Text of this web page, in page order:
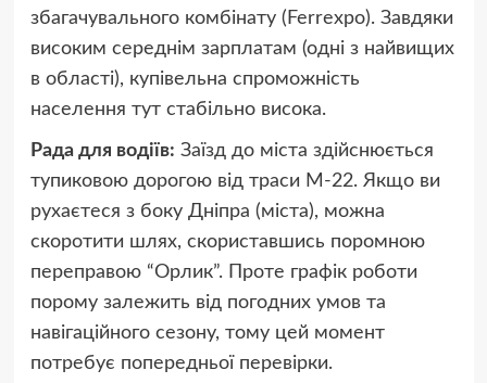
збагачувального комбінату (Ferrexpo). Завдяки
високим середнім зарплатам (одні з найвищих
в області), купівельна спроможність
населення тут стабільно висока.
Рада для водіїв: Заїзд до міста здійснюється
тупиковою дорогою від траси М-22. Якщо ви
рухаєтеся з боку Дніпра (міста), можна
скоротити шлях, скориставшись поромною
переправою “Орлик”. Проте графік роботи
порому залежить від погодних умов та
навігаційного сезону, тому цей момент
потребує попередньої перевірки.